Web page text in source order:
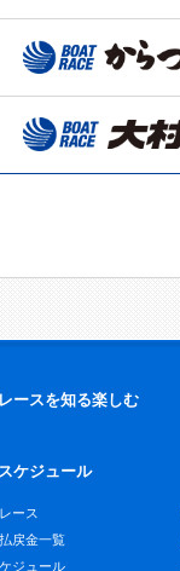
ースを知る楽しむ
ケジュール
ース
戻金一覧
ジュール